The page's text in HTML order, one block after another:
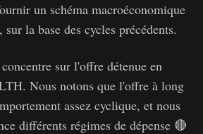
un schéma macroéconomique
la base des cycles précédents.
sur l'offre détenue en
Nous notons que l'offre à long
assez cyclique, et nous
différents régimes de dépense 🔴